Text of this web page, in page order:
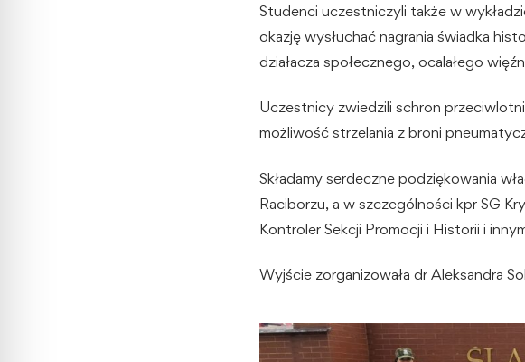
Studenci uczestniczyli także w
okazję wysłuchać nagrania świadka
działacza społecznego, ocalałego
Uczestnicy zwiedzili schron
możliwość strzelania z broni
Składamy serdeczne podziękowania
Raciborzu, a w szczególności kpr SG
Kontroler Sekcji Promocji i Historii i
Wyjście zorganizowała dr Aleksandra